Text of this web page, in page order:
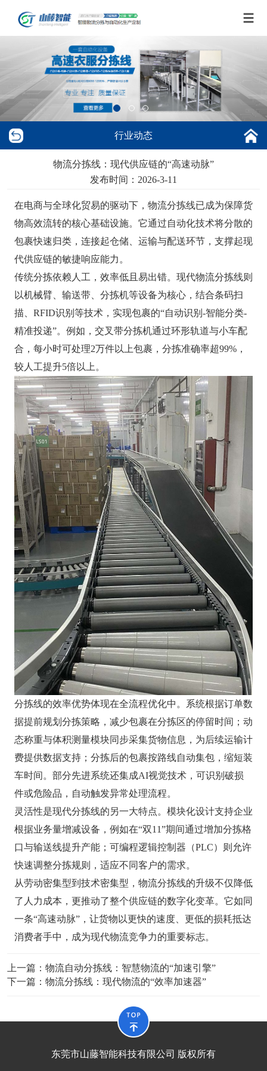
行业动态
物流分拣线：现代供应链的“高速动脉”
发布时间：2026-3-11
在电商与全球化贸易的驱动下，物流分拣线已成为保障货
物高效流转的核心基础设施。它通过自动化技术将分散的
包裹快速归类，连接起仓储、运输与配送环节，支撑起现
代供应链的敏捷响应能力。
传统分拣依赖人工，效率低且易出错。现代物流分拣线则
以机械臂、输送带、分拣机等设备为核心，结合条码扫
描、RFID识别等技术，实现包裹的“自动识别-智能分类-
精准投递”。例如，交叉带分拣机通过环形轨道与小车配
合，每小时可处理2万件以上包裹，分拣准确率超99%，
较人工提升5倍以上。
分拣线的效率优势体现在全流程优化中。系统根据订单数
据提前规划分拣策略，减少包裹在分拣区的停留时间；动
态称重与体积测量模块同步采集货物信息，为后续运输计
费提供数据支持；分拣后的包裹按路线自动集包，缩短装
车时间。部分先进系统还集成AI视觉技术，可识别破损
件或危险品，自动触发异常处理流程。
灵活性是现代分拣线的另一大特点。模块化设计支持企业
根据业务量增减设备，例如在“双11”期间通过增加分拣格
口与输送线提升产能；可编程逻辑控制器（PLC）则允许
快速调整分拣规则，适应不同客户的需求。
从劳动密集型到技术密集型，物流分拣线的升级不仅降低
了人力成本，更推动了整个供应链的数字化变革。它如同
一条“高速动脉”，让货物以更快的速度、更低的损耗抵达
消费者手中，成为现代物流竞争力的重要标志。
上一篇： 物流自动分拣线：智慧物流的“加速引擎”
下一篇： 物流分拣线：现代物流的“效率加速器”
东莞市山藤智能科技有限公司 版权所有